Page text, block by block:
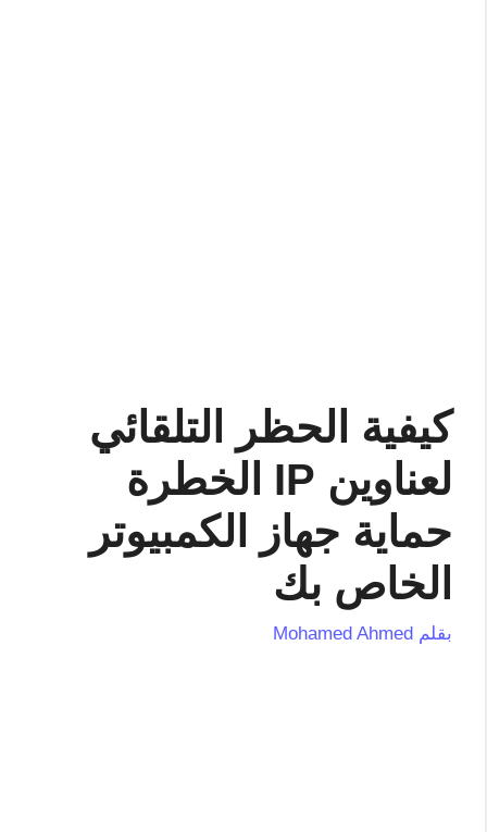
كيفية الحظر التلقائي
لعناوين IP الخطرة
حماية جهاز الكمبيوتر
الخاص بك
بقلم Mohamed Ahmed